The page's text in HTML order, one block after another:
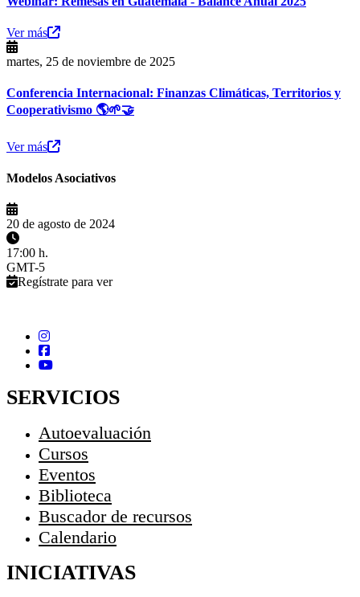
Ver más
martes, 25 de noviembre de 2025
Conferencia Internacional: Finanzas Climáticas, Territorios y
Cooperativismo 🌎🌱🤝
Ver más
Modelos Asociativos
20 de agosto de 2024
17:00 h.
GMT-5
Regístrate para ver
SERVICIOS
Autoevaluación
Cursos
Eventos
Biblioteca
Buscador de recursos
Calendario
INICIATIVAS